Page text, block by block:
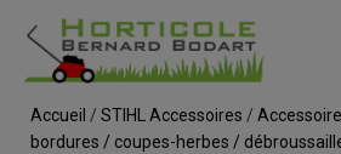
Accueil / STIHL Accessoires /
bordures / coupes-herbes /